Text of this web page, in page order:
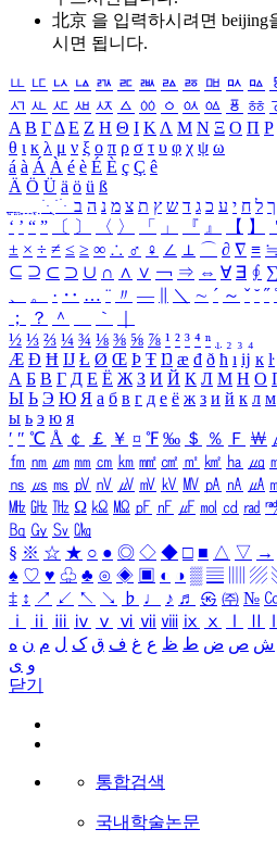
北京 을 입력하시려면 beijing
시면 됩니다.
ㅥ ㅦ ㅧ ㅨ ㅩ ㅪ ㅫ ㅬ ㅭ ㅮ ㅯ ㅰ
ㅺ ㅻ ㅼ ㅽ ㅾ ㅿ ㆀ ㆁ ㆂ ㆃ ㆄ ㆅ
Α Β ΓΔ Ε Ζ Η Θ Ι ΚΛ Μ Ν Ξ Ο Π Ρ
θ ι κ λ μ ν ξ ο π ρ σ τ υ φ χ ψ ω
á à Á À é è É È ç Ç ê
Ä Ö Ü ä ö ü ß
ִֶֹ ֻּ ׁׂ ך ל ח י ע כ ג ד ש ץ ת צ מ נ ה ב
‘ ’ “ ” 〔 〕 〈 〉 「 」 『 』 【 】
± × ÷ ≠ ≤ ≥ ∞ ∴ ♂ ♀ ∠ ⊥ ⌒ ∂ ∇ ≡ ≒
⊆ ⊇ ⊂ ⊃ ∪ ∩ ∧ ∨ ￢ ⇒ ⇔ ∀ ∃ ∮ ∑
、
。 · ‥ … ¨ 〃 ― ＼ ∼ ´ ～ ˇ ˘ ˝
；
？ ＾ ｀
½ ⅓ ⅔ ¼ ¾ ⅛ ⅜ ⅝ ⅞ ¹ ² ³ ⁴ ⁿ ₁ ₂ ₃ ₄
Æ Ð Ħ Ĳ Ł Ø Œ Þ Ŧ Ŋ æ đ ð ħ ı ĳ ĸ ŀ
А Б В Г Д Е Ё Ж З И Й К Л М Н О
Ы Ь Э Ю Я а б в г д е ё ж з и й к л м
ы ь э ю я
′ ″ ℃ Å ￠ ￡ ￥ ¤ ℉ ‰ ＄ ％ Ｆ ￦
㎙ ㎚ ㎛ ㎜ ㎝ ㎞ ㎟ ㎠ ㎡ ㎢ ㏊ ㎍
㎱ ㎲ ㎳ ㎴ ㎵ ㎶ ㎷ ㎸ ㎹ ㎀ ㎁ ㎂
㎒ ㎓ ㎔ Ω ㏀ ㏁ ㎊ ㎋ ㎌ ㏖ ㏅ ㎭
㏃ ㏉ ㏜ ㏆
§ ※ ☆ ★ ○ ● ◎ ◇ ◆ □ ■ △ ▽ →
♠ ♡ ♥ ♧ ♣ ⊙ ◈ ▣ ◐ ◑ ▒ ▤ ▨
‡ ↕ ↗ ↙ ↖ ↘ ♭ ♩ ♪ ♬ ㉿ ㈜ №
ⅰ
ⅱ ⅲ ⅳ ⅴ ⅵ ⅶ ⅷ ⅸ ⅹ
ش ص ض ط ظ ع غ ف ق ک ل م ن ه
و ی
닫기
통합검색
국내학술논문